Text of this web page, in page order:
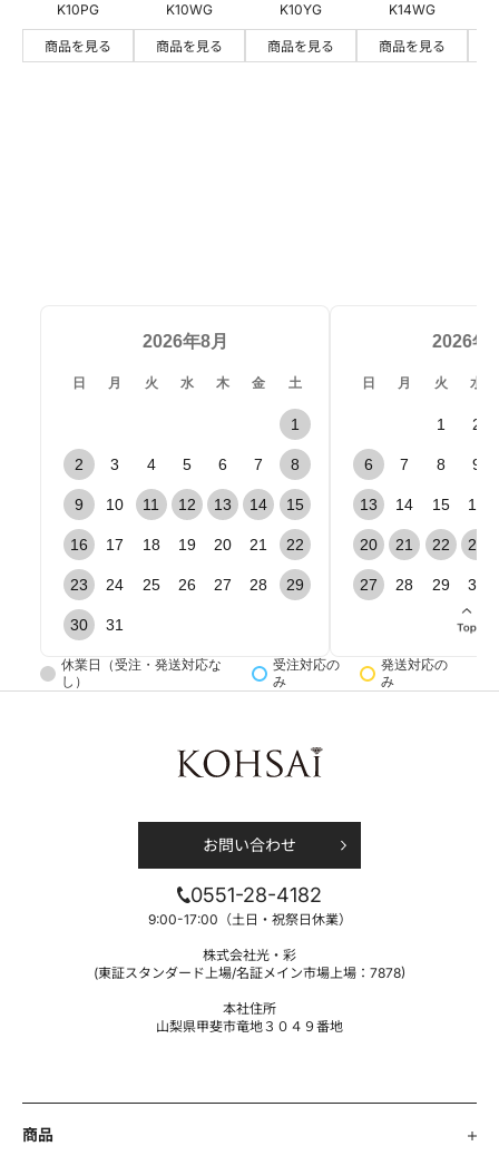
qq.co.jp」の受信設定をお願いいたします。
場合によってはお電話で回答を差し上げることがござ
プライバシーポリシーについて
下記プライバシーポリシーに同意の上、送信をお願いい
たします。
個人情報（特定個人情報）保護理念 及び 個人情報保護ポ
リシー
株式会社光・彩（以下「当社」といいます。）は、当社の
提供する商品及びサービス（以下合わせて「商品等」とい
います。）のご購入者様及びサービスの利用者様（以下合
ーポリシー（以下「本ポリシー」といいます。）を定めま
第1条 法令等の遵守
省庁ガイドラインその他関連する法令等を遵守いたしま
第2条 収集する利用者情報及び収集方法
時、お申し込み時あるいは当社ウェブサイト訪問時におけ
様またはお客様の端末に関連して生成または蓄積された情
K10PG
商品を見る
K10WG
商品を見る
K10YG
商品を見る
K14WG
商品を見る
2026年8月
日 月 火 水 木 金 土
1
2 3 4 5 6 7 8
9 10 11 12 13 14 15
16 17 18 19 20 21 22
23 24 25 26 27 28 29
30 31
2026年
日 月 火 水
1 2
6 7 8 9
13 14 15 16
20 21 22 23
27 28 29 30
休業日（受注・発送対応な
し）
受注対応の
み
発送対応の
み
お問い合わせ
0551-28-4182
9:00-17:00（土日・祝祭日休業）
株式会社光・彩
(東証スタンダード上場/名証メイン市場上場：7878)
本社住所
山梨県甲斐市竜地３０４９番地
商品